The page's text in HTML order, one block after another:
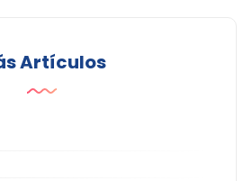
Artículos